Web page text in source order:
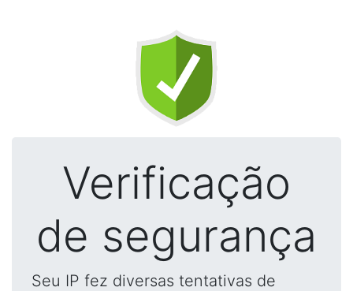
Verificação
de segurança
Seu IP fez diversas tentativas de